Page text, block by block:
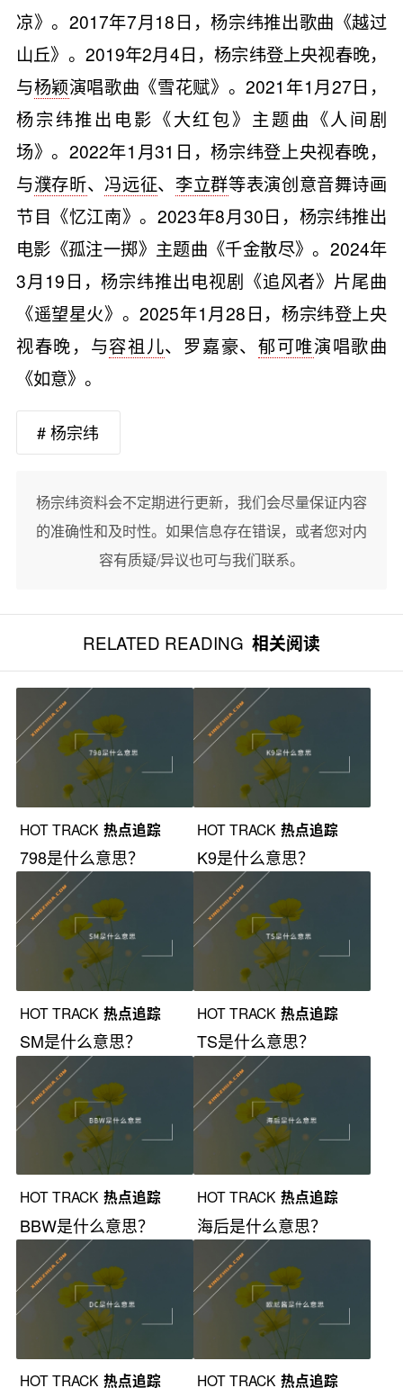
凉》。2017年7月18日，杨宗纬推出歌曲《越过
山丘》。2019年2月4日，杨宗纬登上央视春晚，
与杨颖演唱歌曲《雪花赋》。2021年1月27日，
杨宗纬推出电影《大红包》主题曲《人间剧
场》。2022年1月31日，杨宗纬登上央视春晚，
与濮存昕、 冯远征、 李立群等表演创意音舞诗画
节目《忆江南》。2023年8月30日，杨宗纬推出
电影《孤注一掷》主题曲《千金散尽》。2024年
3月19日，杨宗纬推出电视剧《追风者》片尾曲
《遥望星火》。2025年1月28日，杨宗纬登上央
视春晚，与容祖儿、罗嘉豪、 郁可唯演唱歌曲
《如意》。
# 杨宗纬
杨宗纬资料会不定期进行更新，我们会尽量保证内容
的准确性和及时性。如果信息存在错误，或者您对内
容有质疑/异议也可与我们联系。
RELATED READING 相关阅读
HOT TRACK 热点追踪
798是什么意思？
HOT TRACK 热点追踪
K9是什么意思？
HOT TRACK 热点追踪
SM是什么意思？
HOT TRACK 热点追踪
TS是什么意思？
HOT TRACK 热点追踪
BBW是什么意思？
HOT TRACK 热点追踪
海后是什么意思？
HOT TRACK 热点追踪 HOT TRACK 热点追踪